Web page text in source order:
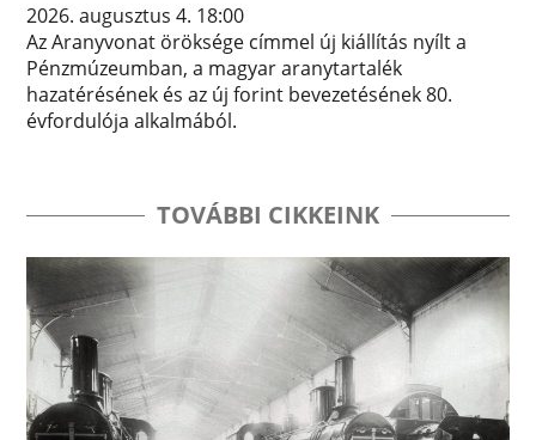
2026. augusztus 4. 18:00
Az Aranyvonat öröksége címmel új kiállítás nyílt a
Pénzmúzeumban, a magyar aranytartalék
hazatérésének és az új forint bevezetésének 80.
évfordulója alkalmából.
TOVÁBBI CIKKEINK